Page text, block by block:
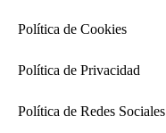
Política de Cookies
Política de Privacidad
Política de Redes Sociales